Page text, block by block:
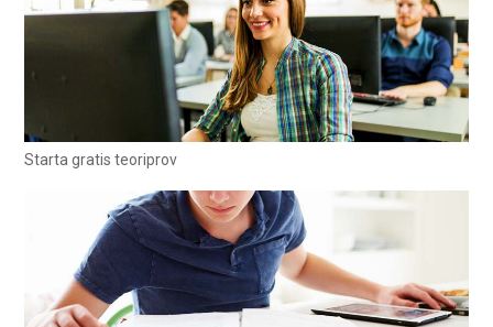
Starta gratis teoriprov